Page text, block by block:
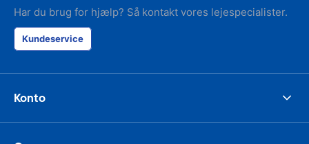
Har du brug for hjælp? Så kontakt vores lejespecialister.
Kundeservice
Konto